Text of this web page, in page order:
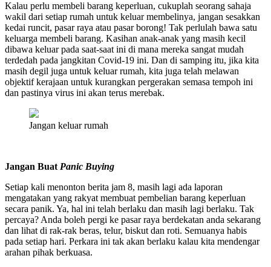
Kalau perlu membeli barang keperluan, cukuplah seorang sahaja
wakil dari setiap rumah untuk keluar membelinya, jangan sesakkan
kedai runcit, pasar raya atau pasar borong! Tak perlulah bawa satu
keluarga membeli barang. Kasihan anak-anak yang masih kecil
dibawa keluar pada saat-saat ini di mana mereka sangat mudah
terdedah pada jangkitan Covid-19 ini. Dan di samping itu, jika kita
masih degil juga untuk keluar rumah, kita juga telah melawan
objektif kerajaan untuk kurangkan pergerakan semasa tempoh ini
dan pastinya virus ini akan terus merebak.
Jangan keluar rumah
Jangan Buat Panic Buying
Setiap kali menonton berita jam 8, masih lagi ada laporan
mengatakan yang rakyat membuat pembelian barang keperluan
secara panik. Ya, hal ini telah berlaku dan masih lagi berlaku. Tak
percaya? Anda boleh pergi ke pasar raya berdekatan anda sekarang
dan lihat di rak-rak beras, telur, biskut dan roti. Semuanya habis
pada setiap hari. Perkara ini tak akan berlaku kalau kita mendengar
arahan pihak berkuasa.